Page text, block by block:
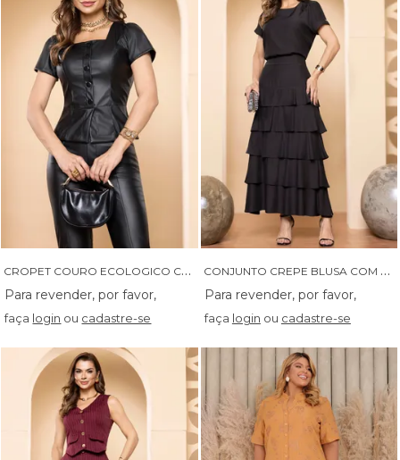
C
ROPET COURO ECOLOGICO COM BOTOES - 05878
faça login ou cadastre-se
C
ONJUNTO CREPE BLUSA COM TOMAS E SAIA COM BABADOS - 04662
faça login ou cadastre-se